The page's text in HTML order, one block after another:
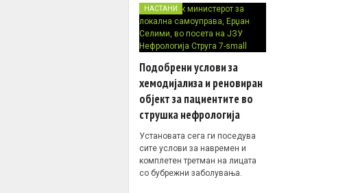
НАСТАНИ
Подобрени услови за
хемодијализа и реновиран
објект за пациентите во
струшка нефрологија
Установата сега ги поседува
сите услови за навремен и
комплетен третман на лицата
со бубрежни заболувања.